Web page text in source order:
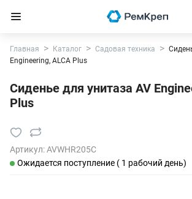
Главная Каталог Садовая техника
Engineering, ALCA Plus
Сиденье для унитаза AV
Plus
Артикул:AVWHR205C
Ожидается поступление ( 1 рабочий день)